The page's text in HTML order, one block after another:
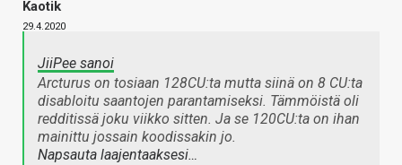
Kaotik
29.4.2020
JiiPee sanoi
Arcturus on tosiaan 128CU:ta mutta siinä on 8 CU:ta
disabloitu saantojen parantamiseksi. Tämmöistä oli
redditissä joku viikko sitten. Ja se 120CU:ta on ihan
mainittu jossain koodissakin jo.
Napsauta laajentaaksesi…